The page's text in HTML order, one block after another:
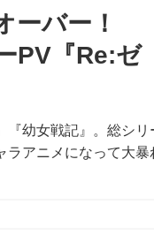
ーバー！
PV『Re:ゼ
『幼女戦記』。総シリ
ラアニメになって大暴